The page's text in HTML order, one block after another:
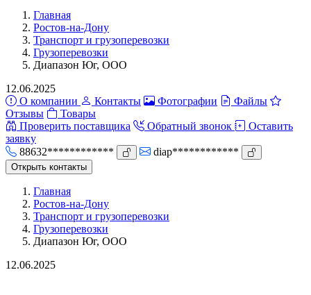
Главная
Ростов-на-Дону
Транспорт и грузоперевозки
Грузоперевозки
Диапазон Юг, ООО
12.06.2025
О компании
Контакты Фотографии
Файлы
Отзывы
Товары
Проверить поставщика
Обратный звонок
Оставить
заявку
88632************
diap************
Открыть контакты
Главная
Ростов-на-Дону
Транспорт и грузоперевозки
Грузоперевозки
Диапазон Юг, ООО
12.06.2025